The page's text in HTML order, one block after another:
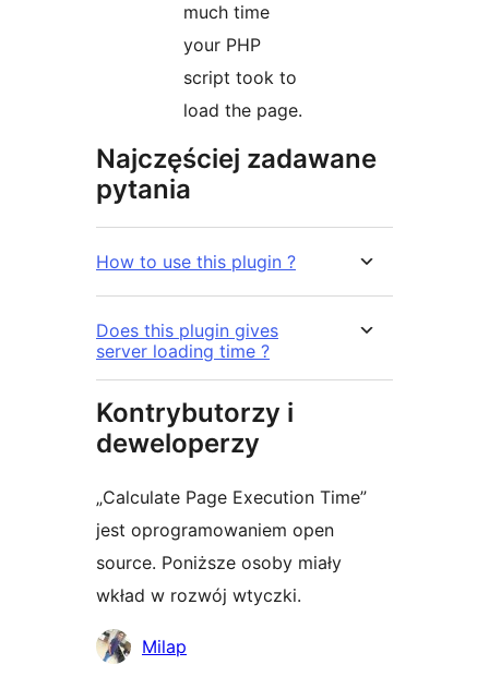
much time
your PHP
script took to
load the page.
Najczęściej zadawane
pytania
How to use this plugin ?
Does this plugin gives
server loading time ?
Kontrybutorzy i
deweloperzy
„Calculate Page Execution Time”
jest oprogramowaniem open
source. Poniższe osoby miały
wkład w rozwój wtyczki.
Zaangażowani
Milap